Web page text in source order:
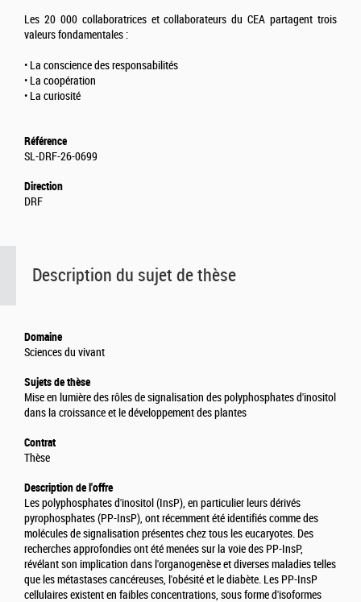
Description du sujet de thèse
Domaine
Sciences du vivant
Sujets de thèse
Mise en lumière des rôles de signalisation des polyphosphates d'inositol
dans la croissance et le développement des plantes
Contrat
Thèse
Description de l'offre
Les polyphosphates d'inositol (InsP), en particulier leurs dérivés
pyrophosphates (PP-InsP), ont récemment été identifiés comme des
molécules de signalisation présentes chez tous les eucaryotes. Des
recherches approfondies ont été menées sur la voie des PP-InsP,
révélant son implication dans l'organogenèse et diverses maladies telles
que les métastases cancéreuses, l'obésité et le diabète. Les PP-InsP
cellulaires existent en faibles concentrations, sous forme d'isoformes
Les 20 000 collaboratrices et collaborateurs du CEA partagent trois
valeurs fondamentales :
• La conscience des responsabilités
• La coopération
• La curiosité
Référence
SL-DRF-26-0699
Direction
DRF